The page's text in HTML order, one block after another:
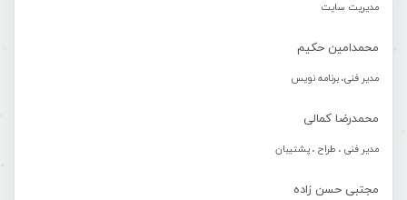
مدیریت سایت
محمدامین حکیم
مدیر فنی، برنامه نویس
محمدرضا کمالی
مدیر فنی ، طراح ، پشتیبان
مجتبی حسن زاده